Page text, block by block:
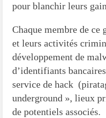
pour blanchir leurs
Chaque membre de ce
et leurs activités
développement de
d’identifiants
service de hack
underground », lieux
de potentiels associés.